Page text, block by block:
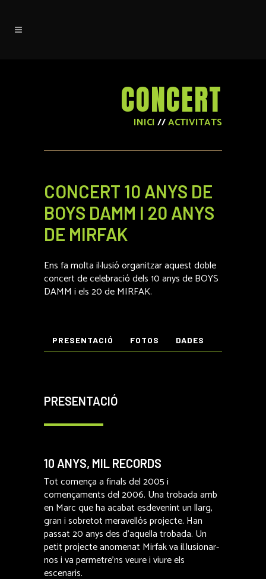
CONCERT
INICI//ACTIVITATS
CONCERT 10 ANYS DE
BOYS DAMM I 20 ANYS
DE MIRFAK
Ens fa molta il·lusió organitzar aquest doble
concert de celebració dels 10 anys de BOYS
DAMM i els 20 de MIRFAK.
PRESENTACIÓ FOTOS DADES
PRESENTACIÓ
10 ANYS, MIL RECORDS
Tot comença a finals del 2005 i
començaments del 2006. Una trobada amb
en Marc que ha acabat esdevenint un llarg,
gran i sobretot meravellós projecte. Han
passat 20 anys des d’aquella trobada. Un
petit projecte anomenat Mirfak va il.lusionar-
nos i va permetre’ns veure i viure els
escenaris.